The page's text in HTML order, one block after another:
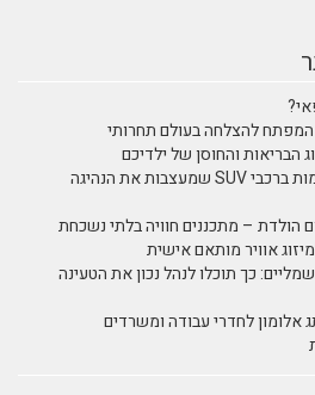
המפתח להצלחה בעולם תחרותי
הבריאות והחוסן של ילדיכם
נהיגה חכמה: טכנולוגיות מתקדמות ברכבי SUV שמעצבות את הנהיגה
הולדת – מתכננים חוויה בלתי נשכחת
אוויר מותאם אישית
כך תוכלו לנהל נכון את הטעינה
לחדרי עבודה ומשרדים